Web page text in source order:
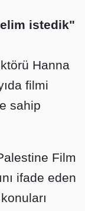
istedik"
Hanna
filmi
sahip
Film
ifade eden